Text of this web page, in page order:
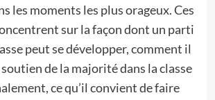
les moments les plus orageux. Ces
sur la façon dont un parti
peut se développer, comment il
de la majorité dans la classe
ce qu’il convient de faire